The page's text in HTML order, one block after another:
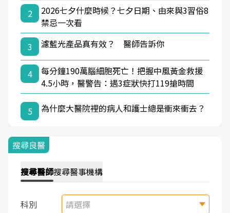
2
2026七夕什麼時候？七夕日期、由來與3習俗8
禁忌一次看
3
濾藍光產品真有效？ 醫師告訴你
4
每分鐘190萬腦細胞死亡！把握中風黃金救援
4.5小時，醫警告：遇3症狀快打119搶時間
5 為什麼大醫院裡的病人和護士總是衝來衝去？
搜尋良醫
搜尋醫師搜尋醫事機構
科別 請選擇